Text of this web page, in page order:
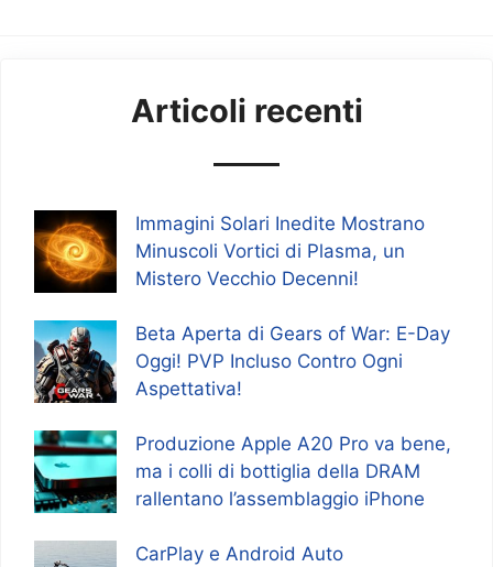
Articoli recenti
Immagini Solari Inedite Mostrano
Minuscoli Vortici di Plasma, un
Mistero Vecchio Decenni!
Beta Aperta di Gears of War: E-Day
Oggi! PVP Incluso Contro Ogni
Aspettativa!
Produzione Apple A20 Pro va bene,
ma i colli di bottiglia della DRAM
rallentano l’assemblaggio iPhone
CarPlay e Android Auto